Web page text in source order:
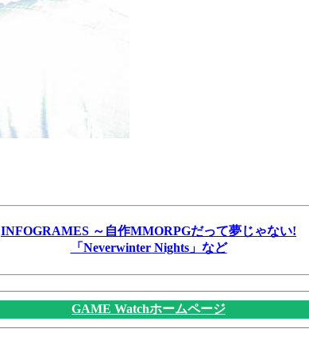
INFOGRAMES ～自作MMORPGだって夢じゃない!
「Neverwinter Nights」など
GAME Watchホームページ